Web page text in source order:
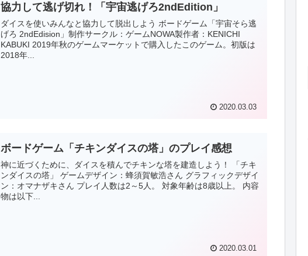
協力して逃げ切れ！「宇宙逃げろ2ndEdition」
ダイスを使いみんなと協力して脱出しよう ボードゲーム「宇宙そら逃
げろ 2ndEdision」制作サークル：ゲームNOWA製作者：KENICHI
KABUKI 2019年秋のゲームマーケットで購入したこのゲーム。初版は
2018年...
2020.03.03
ボードゲーム「チキンダイスの塔」のプレイ感想
神に近づくために、ダイスを積んでチキンな塔を建造しよう！ 「チキ
ンダイスの塔」 ゲームデザイン：蜂須賀敏浩さん グラフィックデザイ
ン：オマナザキさん プレイ人数は2～5人。 対象年齢は8歳以上。 内容
物は以下...
2020.03.01